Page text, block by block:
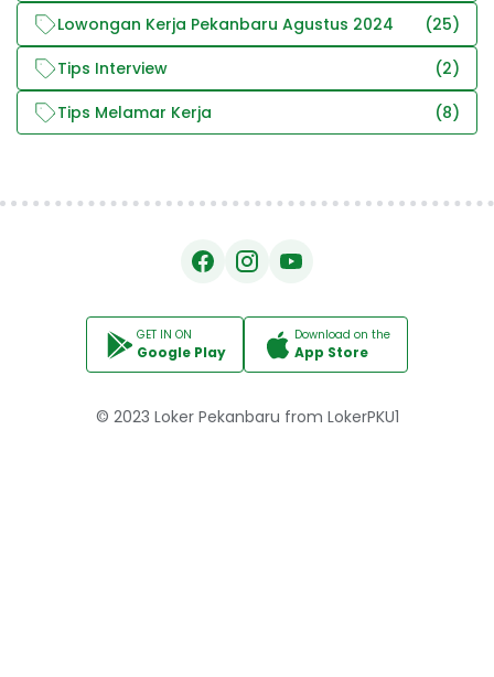
Lowongan Kerja Pekanbaru Agustus 2024
(25)
Tips Interview
(2)
Tips Melamar Kerja
(8)
GET IN ON
Google Play
Download on the
App Store
© 2023 Loker Pekanbaru from LokerPKU1